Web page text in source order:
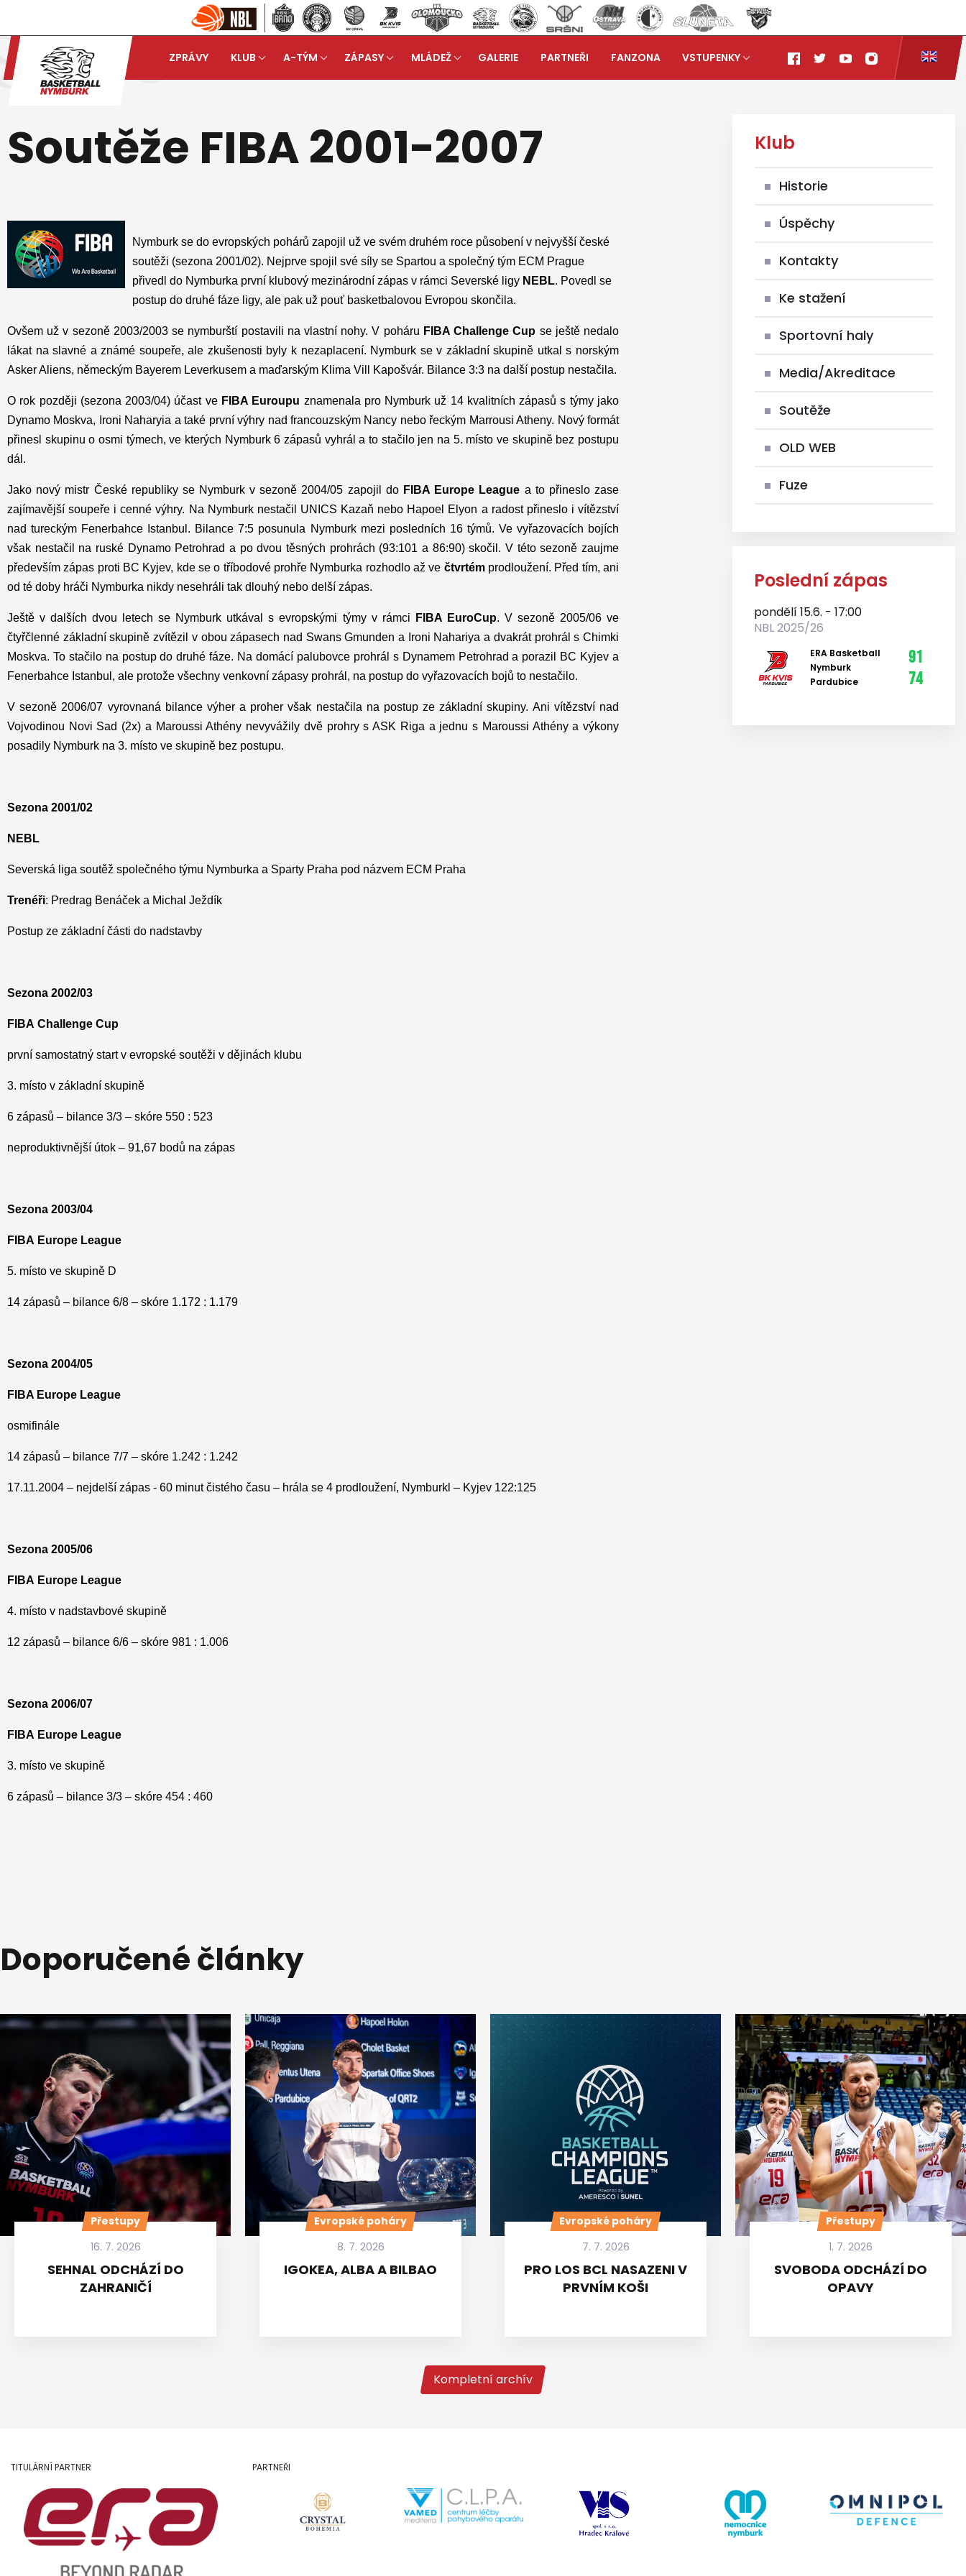
ZPRÁVY KLUB A-TÝM ZÁPASY MLÁDEŽ GALERIE PARTNEŘI FANZONA
VSTUPENKY
Soutěže FIBA 2001-2007
Nymburk se do evropských pohárů zapojil už ve svém druhém roce působení v nejvyšší české
soutěži (sezona 2001/02). Nejprve spojil své síly se Spartou a společný tým ECM Prague
přivedl do Nymburka první klubový mezinárodní zápas v rámci Severské ligy NEBL. Povedl se
postup do druhé fáze ligy, ale pak už pouť basketbalovou Evropou skončila.
Ovšem už v sezoně 2003/2003 se nymburští postavili na vlastní nohy. V poháru FIBA Challenge Cup se ještě nedalo
lákat na slavné a známé soupeře, ale zkušenosti byly k nezaplacení. Nymburk se v základní skupině utkal s norským
Asker Aliens, německým Bayerem Leverkusem a maďarským Klima Vill Kapošvár. Bilance 3:3 na další postup nestačila.
O rok později (sezona 2003/04) účast ve FIBA Euroupu znamenala pro Nymburk už 14 kvalitních zápasů s týmy jako
Dynamo Moskva, Ironi Naharyia a také první výhry nad francouzským Nancy nebo řeckým Marrousi Atheny. Nový formát
přinesl skupinu o osmi týmech, ve kterých Nymburk 6 zápasů vyhrál a to stačilo jen na 5. místo ve skupině bez postupu
dál.
Jako nový mistr České republiky se Nymburk v sezoně 2004/05 zapojil do FIBA Europe League a to přineslo zase
zajímavější soupeře i cenné výhry. Na Nymburk nestačil UNICS Kazaň nebo Hapoel Elyon a radost přineslo i vítězství
nad tureckým Fenerbahce Istanbul. Bilance 7:5 posunula Nymburk mezi posledních 16 týmů. Ve vyřazovacích bojích
však nestačil na ruské Dynamo Petrohrad a po dvou těsných prohrách (93:101 a 86:90) skočil. V této sezoně zaujme
především zápas proti BC Kyjev, kde se o tříbodové prohře Nymburka rozhodlo až ve čtvrtémprodloužení. Před tím, ani
od té doby hráči Nymburka nikdy nesehráli tak dlouhý nebo delší zápas.
Ještě v dalších dvou letech se Nymburk utkával s evropskými týmy v rámci FIBA EuroCup. V sezoně 2005/06 ve
čtyřčlenné základní skupině zvítězil v obou zápasech nad Swans Gmunden a Ironi Nahariya a dvakrát prohrál s Chimki
Moskva. To stačilo na postup do druhé fáze. Na domácí palubovce prohrál s Dynamem Petrohrad a porazil BC Kyjev a
Fenerbahce Istanbul, ale protože všechny venkovní zápasy prohrál, na postup do vyřazovacích bojů to nestačilo.
V sezoně 2006/07 vyrovnaná bilance výher a proher však nestačila na postup ze základní skupiny. Ani vítězství nad
Vojvodinou Novi Sad (2x) a Maroussi Athény nevyvážily dvě prohry s ASK Riga a jednu s Maroussi Athény a výkony
posadily Nymburk na 3. místo ve skupině bez postupu.
Sezona 2001/02
NEBL
Severská liga soutěž společného týmu Nymburka a Sparty Praha pod názvem ECM Praha
Trenéři: Predrag Benáček a Michal Ježdík
Postup ze základní části do nadstavby
Sezona 2002/03
FIBA Challenge Cup
první samostatný start v evropské soutěži v dějinách klubu
3. místo v základní skupině
6 zápasů – bilance 3/3 – skóre 550 : 523
neproduktivnější útok – 91,67 bodů na zápas
Sezona 2003/04
FIBA Europe League
5. místo ve skupině D
14 zápasů – bilance 6/8 – skóre 1.172 : 1.179
Sezona 2004/05
FIBA Europe League
osmifinále
14 zápasů – bilance 7/7 – skóre 1.242 : 1.242
17.11.2004 – nejdelší zápas - 60 minut čistého času – hrála se 4 prodloužení, Nymburkl – Kyjev 122:125
Sezona 2005/06
FIBA Europe League
4. místo v nadstavbové skupině
12 zápasů – bilance 6/6 – skóre 981 : 1.006
Sezona 2006/07
FIBA Europe League
3. místo ve skupině
6 zápasů – bilance 3/3 – skóre 454 : 460
Klub
Historie
Úspěchy
Kontakty
Ke stažení
Sportovní haly
Media/Akreditace
Soutěže
OLD WEB
Fuze
Poslední zápas
pondělí 15.6. - 17:00
NBL 2025/26
ERA Basketball
Nymburk
Pardubice
91
74
Doporučené články
Přestupy
16. 7. 2026
SEHNAL ODCHÁZÍ DO
ZAHRANIČÍ
Evropské poháry
8. 7. 2026
IGOKEA, ALBA A BILBAO
Evropské poháry
7. 7. 2026
PRO LOS BCL NASAZENI V
PRVNÍM KOŠI
Přestupy
1. 7. 2026
SVOBODA ODCHÁZÍ DO
OPAVY
Kompletní archív
TITULÁRNÍ PARTNER PARTNEŘI